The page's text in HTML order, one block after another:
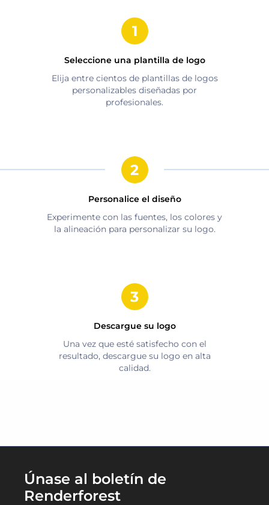
Seleccione una plantilla de logo
Elija entre cientos de plantillas de logos
personalizables diseñadas por
profesionales.
Personalice el diseño
Experimente con las fuentes, los colores y
la alineación para personalizar su logo.
Descargue su logo
Una vez que esté satisfecho con el
resultado, descargue su logo en alta
calidad.
Únase al boletín de
Renderforest